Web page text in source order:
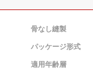
骨なし縫製
パッケージ形式
適用年齢層